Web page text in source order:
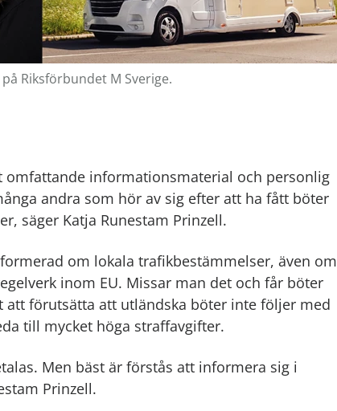
Riksförbundet M Sverige.
informationsmaterial och personlig
andra som hör av sig efter att ha fått böter
säger Katja Runestam Prinzell.
om lokala trafikbestämmelser, även om
inom EU. Missar man det och får böter
att förutsätta att utländska böter inte följer med
till mycket höga straffavgifter.
Men bäst är förstås att informera sig i
Prinzell.